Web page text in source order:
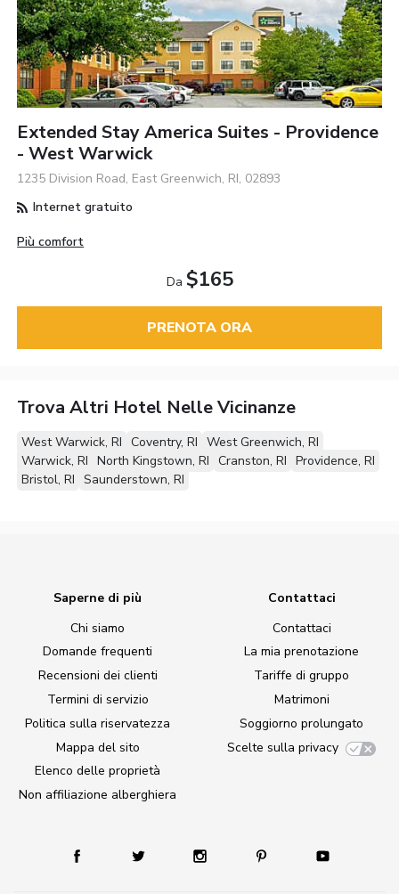
Extended Stay America Suites - Providence
- West Warwick
1235 Division Road, East Greenwich, RI, 02893
Internet gratuito
Più comfort
Da $165
PRENOTA ORA
Trova Altri Hotel Nelle Vicinanze
West Warwick, RI Coventry, RI West Greenwich, RI
Warwick, RI North Kingstown, RI Cranston, RI Providence, RI
Bristol, RI Saunderstown, RI
Saperne di più
Chi siamo
Domande frequenti
Recensioni dei clienti
Termini di servizio
Politica sulla riservatezza
Mappa del sito
Elenco delle proprietà
Non affiliazione alberghiera
Contattaci
Contattaci
La mia prenotazione
Tariffe di gruppo
Matrimoni
Soggiorno prolungato
Scelte sulla privacy